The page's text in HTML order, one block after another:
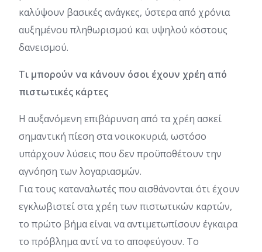
καλύψουν βασικές ανάγκες, ύστερα από χρόνια
αυξημένου πληθωρισμού και υψηλού κόστους
δανεισμού.
Τι μπορούν να κάνουν όσοι έχουν χρέη από
πιστωτικές κάρτες
Η αυξανόμενη επιβάρυνση από τα χρέη ασκεί
σημαντική πίεση στα νοικοκυριά, ωστόσο
υπάρχουν λύσεις που δεν προϋποθέτουν την
αγνόηση των λογαριασμών.
Για τους καταναλωτές που αισθάνονται ότι έχουν
εγκλωβιστεί στα χρέη των πιστωτικών καρτών,
το πρώτο βήμα είναι να αντιμετωπίσουν έγκαιρα
το πρόβλημα αντί να το αποφεύγουν. Το